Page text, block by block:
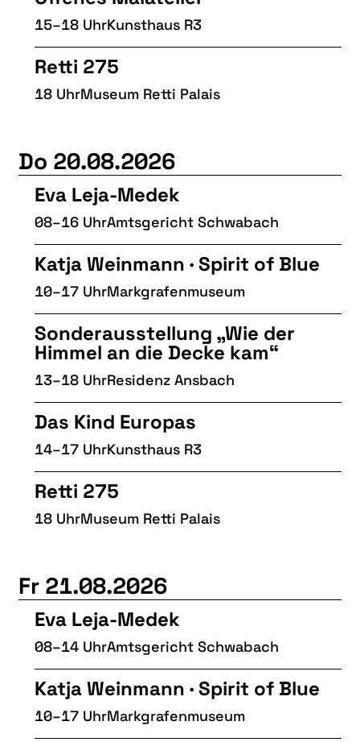
15–18 UhrKunsthaus R3
Retti 275
18 UhrMuseum Retti Palais
Do 20.08.2026
Eva Leja-Medek
08–16 UhrAmtsgericht Schwabach
Katja Weinmann · Spirit of Blue
10–17 UhrMarkgrafenmuseum
Sonderausstellung „Wie der
Himmel an die Decke kam“
13–18 UhrResidenz Ansbach
Das Kind Europas
14–17 UhrKunsthaus R3
Retti 275
18 UhrMuseum Retti Palais
Fr 21.08.2026
Eva Leja-Medek
08–14 UhrAmtsgericht Schwabach
Katja Weinmann · Spirit of Blue
10–17 UhrMarkgrafenmuseum